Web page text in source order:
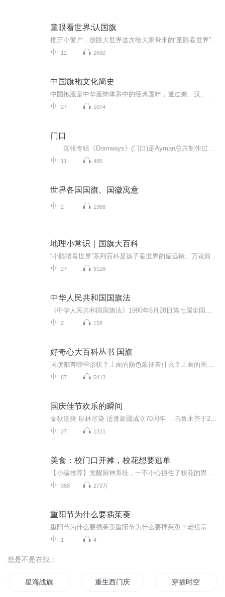
童眼看世界:认国旗
12 2682
中国旗袍文化简史
27 1074
门口
11 485
世界各国国旗、国徽寓意
2 1988
地理小常识｜国旗大百科
27 9128
中华人民共和国国旗法
2 158
好奇心大百科丛书 国旗
67 5413
国庆佳节欢乐的瞬间
27 1311
美食：校门口开摊，校花想要逃单
358 273万
重阳节为什么要插茱萸
1 4
您是不是在找：
星海战旗 重生西门庆 穿插时空